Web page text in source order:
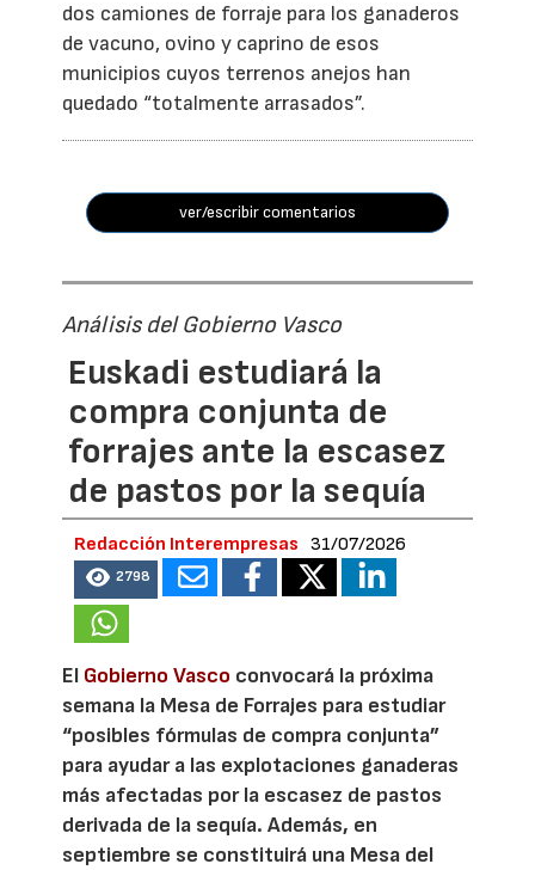
dos camiones de forraje para los ganaderos
de vacuno, ovino y caprino de esos
municipios cuyos terrenos anejos han
quedado “totalmente arrasados”.
ver/escribir comentarios
Análisis del Gobierno Vasco
Euskadi estudiará la
compra conjunta de
forrajes ante la escasez
de pastos por la sequía
Redacción Interempresas 31/07/2026
2798
El Gobierno Vasco convocará la próxima
semana la Mesa de Forrajes para estudiar
“posibles fórmulas de compra conjunta”
para ayudar a las explotaciones ganaderas
más afectadas por la escasez de pastos
derivada de la sequía. Además, en
septiembre se constituirá una Mesa del